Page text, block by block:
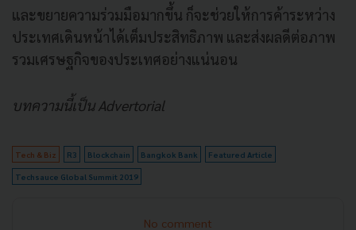
และขยายความร่วมมือมากขึ้น ก็จะช่วยให้การค้าระหว่าง
ประเทศเดินหน้าได้เต็มประสิทธิภาพ และส่งผลดีต่อภาพ
รวมเศรษฐกิจของประเทศอย่างแน่นอน
บทความนี้เป็น Advertorial
Tech & Biz R3 Blockchain Bangkok Bank Featured Article
Techsauce Global Summit 2019
No comment